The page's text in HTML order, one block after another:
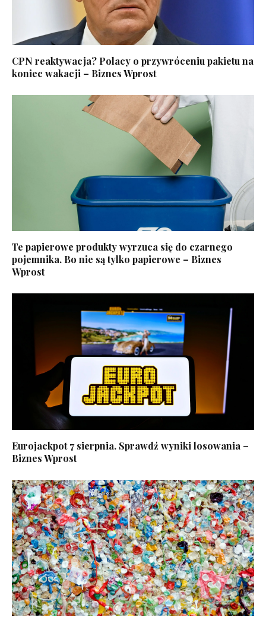
CPN reaktywacja? Polacy o przywróceniu pakietu na
koniec wakacji – Biznes Wprost
Te papierowe produkty wyrzuca się do czarnego
pojemnika. Bo nie są tylko papierowe – Biznes
Wprost
Eurojackpot 7 sierpnia. Sprawdź wyniki losowania –
Biznes Wprost